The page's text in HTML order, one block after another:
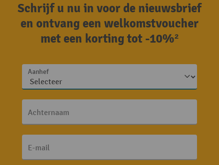
Schrijf u nu in voor de nieuwsbrief
en ontvang een welkomstvoucher
met een korting tot -10%²
Aanhef
Achternaam
E-mail